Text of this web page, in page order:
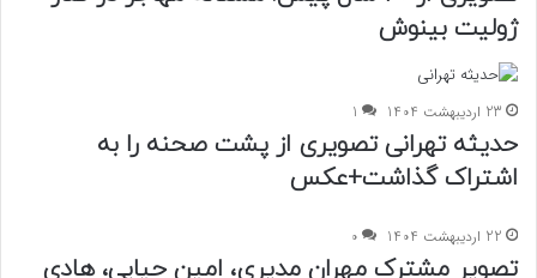
ژولیت بینوش
23 اردیبهشت 1404 1
حدیثه تهرانی تصویری از پشت صحنه را به
اشتراک گذاشت+عکس
22 اردیبهشت 1404 0
تصویر مشترک مهران مدیری، امین حیایی، هادی